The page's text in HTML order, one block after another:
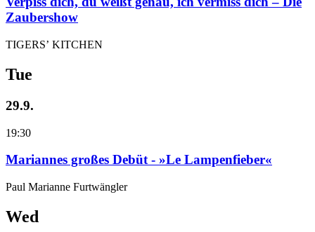
Zaubershow
TIGERS’ KITCHEN
Tue
29.9.
19:30
Mariannes großes Debüt - »Le Lampenfieber«
Paul Marianne Furtwängler
Wed